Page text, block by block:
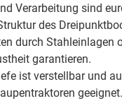
Verarbeitung sind
des
durch Stahleinlagen
garantieren.
ist verstellbar und
geeignet.